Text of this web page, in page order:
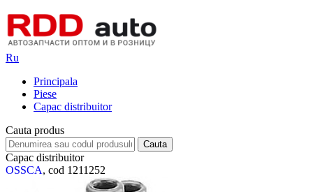
Ru
Principala
Piese
Сapac distribuitor
Cauta produs
Сapac distribuitor
OSSCA, cod 1211252